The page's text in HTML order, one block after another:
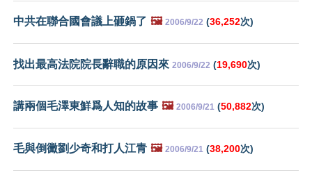
中共在聯合國會議上砸鍋了 🖼️ 2006/9/22 (36,252次)
找出最高法院院長辭職的原因來 2006/9/22 (19,690次)
講兩個毛澤東鮮爲人知的故事 🖼️ 2006/9/21 (50,882次)
毛與倒黴劉少奇和打人江青 🖼️ 2006/9/21 (38,200次)